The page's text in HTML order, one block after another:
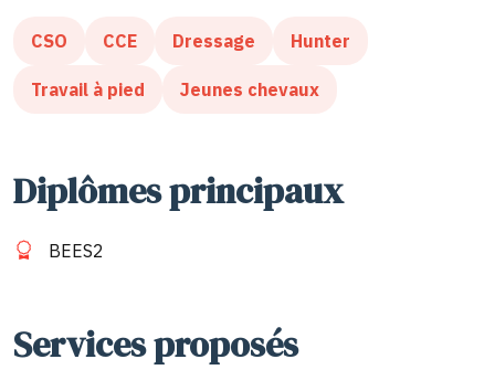
CSO CCE Dressage Hunter
Travail à pied Jeunes chevaux
Diplômes principaux
BEES2
Services proposés